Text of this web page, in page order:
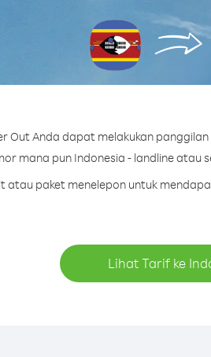
Out Anda dapat melakukan
mana pun Indonesia - landline atau
atau paket menelepon untuk
Lihat Tarif ke